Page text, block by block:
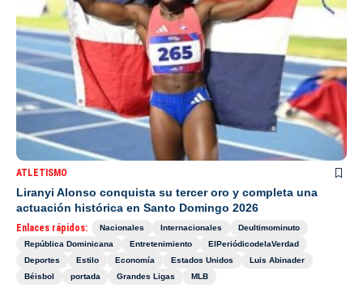
ATLETISMO
Liranyi Alonso conquista su tercer oro y completa una
actuación histórica en Santo Domingo 2026
Enlaces rápidos: Nacionales Internacionales
Deultimominuto
República Dominicana
Entretenimiento
ElPeriódicodelaVerdad
Deportes
Estilo Economía Estados Unidos
Luis Abinader
Béisbol
portada Grandes Ligas MLB